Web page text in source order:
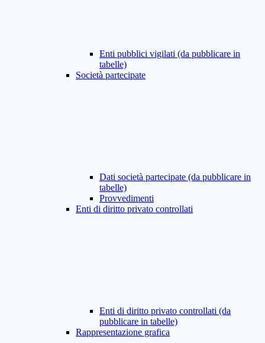
Enti pubblici vigilati (da pubblicare in
tabelle)
Società partecipate
Dati società partecipate (da pubblicare in
tabelle)
Provvedimenti
Enti di diritto privato controllati
Enti di diritto privato controllati (da
pubblicare in tabelle)
Rappresentazione grafica